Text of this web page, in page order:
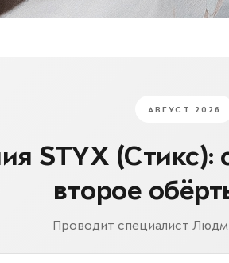
АВГУСТ 2026
STYX (Стикс):
второе
Проводит специалист